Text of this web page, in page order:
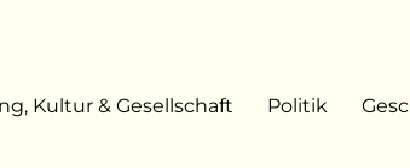
Kultur & Gesellschaft Politik